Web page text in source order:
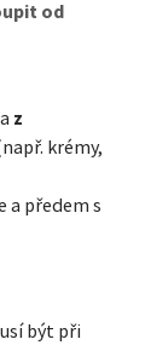
od
z
krémy,
a předem s
být při